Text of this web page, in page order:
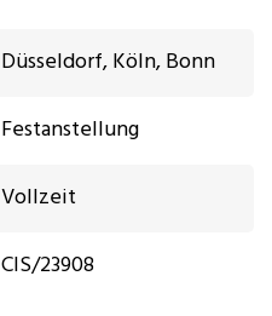
Düsseldorf, Köln, Bonn
Festanstellung
Vollzeit
ClS/23908